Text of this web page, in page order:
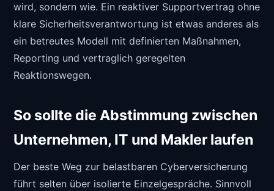
wird, sondern wie. Ein reaktiver Supportvertrag ohne
klare Sicherheitsverantwortung ist etwas anderes als
ein betreutes Modell mit definierten Maßnahmen,
Reporting und vertraglich geregelten
Reaktionswegen.
So sollte die Abstimmung zwischen
Unternehmen, IT und Makler laufen
Der beste Weg zur belastbaren Cyberversicherung
führt selten über isolierte Einzelgespräche. Sinnvoll